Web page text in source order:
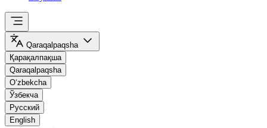
Qaraqalpaqsha
Қарақалпақша
Qaraqalpaqsha
O‘zbekcha
Ўзбекча
Русский
English